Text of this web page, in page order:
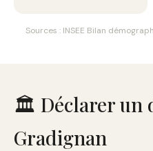
Sources : INSEE Bilan
🏛️ Déclarer un
Gradignan